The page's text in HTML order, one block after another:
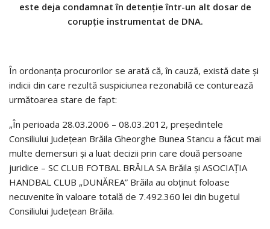
este deja condamnat în detenţie într-un alt dosar de
corupţie instrumentat de DNA.
În ordonanţa procurorilor se arată că, în cauză, există date şi
indicii din care rezultă suspiciunea rezonabilă ce conturează
următoarea stare de fapt:
„În perioada 28.03.2006 – 08.03.2012, preşedintele
Consiliului Judeţean Brăila Gheorghe Bunea Stancu a făcut mai
multe demersuri şi a luat decizii prin care două persoane
juridice – SC CLUB FOTBAL BRĂILA SA Brăila şi ASOCIAŢIA
HANDBAL CLUB „DUNĂREA” Brăila au obţinut foloase
necuvenite în valoare totală de 7.492.360 lei din bugetul
Consiliului Judeţean Brăila.